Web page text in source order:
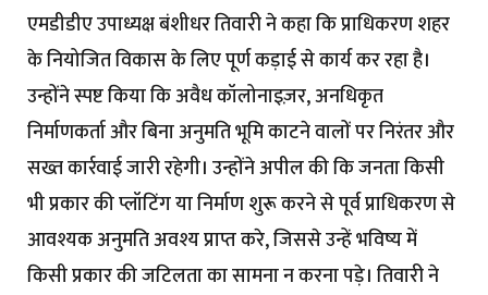
एमडीडीए उपाध्यक्ष बंशीधर तिवारी ने कहा कि प्राधिकरण शहर
के नियोजित विकास के लिए पूर्ण कड़ाई से कार्य कर रहा है।
उन्होंने स्पष्ट किया कि अवैध कॉलोनाइज़र, अनधिकृत
निर्माणकर्ता और बिना अनुमति भूमि काटने वालों पर निरंतर और
सख्त कार्रवाई जारी रहेगी। उन्होंने अपील की कि जनता किसी
भी प्रकार की प्लॉटिंग या निर्माण शुरू करने से पूर्व प्राधिकरण से
आवश्यक अनुमति अवश्य प्राप्त करे, जिससे उन्हें भविष्य में
किसी प्रकार की जटिलता का सामना न करना पड़े। तिवारी ने